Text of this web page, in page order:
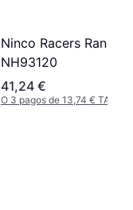
Ninco Racers Ranger
NH93120
41,24 €
O 3 pagos de 13,74 € TAE 0%